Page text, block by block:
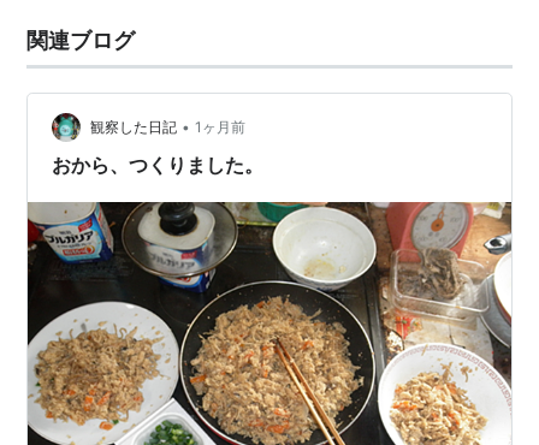
リスト::漫画家,リスト::エロ漫画家
おから (食 ) 【 おから 】
大豆からできる豆腐、豆乳の兄弟
関連ブログ
観察した日記 • 1ヶ月前
おから、つくりました。